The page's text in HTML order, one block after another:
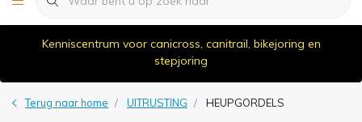
Kenniscentrum voor canicross, canitrail, bikejoring en
stepjoring
Terug naar home UITRUSTING HEUPGORDELS